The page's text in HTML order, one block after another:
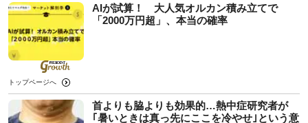
AIが試算！ 大人気オルカン積み立てで
「2000万円超」、本当の確率
トップページへ
首よりも脇よりも効果的…熱中症研究者が
｢暑いときは真っ先にここを冷やせ｣という意